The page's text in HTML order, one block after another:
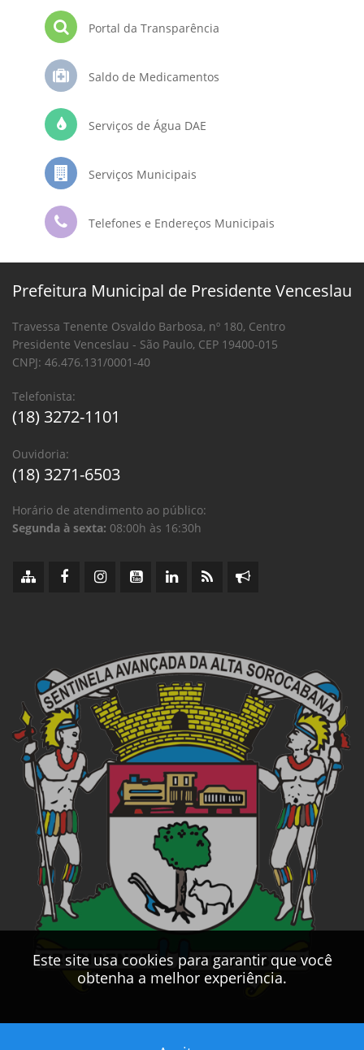
Portal da Transparência
Saldo de Medicamentos
Serviços de Água DAE
Serviços Municipais
Telefones e Endereços Municipais
Este site usa cookies para garantir que você
obtenha a melhor experiência.
Prefeitura Municipal de Presidente Venceslau
Travessa Tenente Osvaldo Barbosa, nº 180, Centro
Presidente Venceslau - São Paulo, CEP 19400-015
CNPJ: 46.476.131/0001-40
Telefonista:
(18) 3272-1101
Ouvidoria:
(18) 3271-6503
Horário de atendimento ao público:
Segunda à sexta: 08:00h às 16:30h